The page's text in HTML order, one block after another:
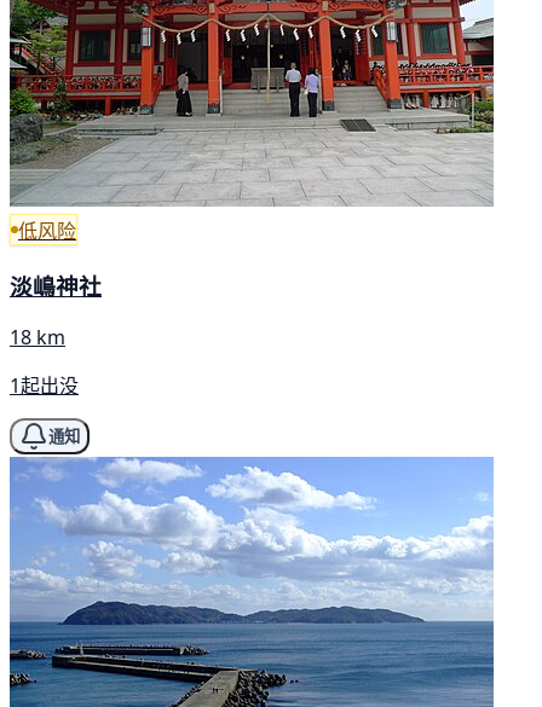
低风险
淡嶋神社
18 km
1起出没
通知